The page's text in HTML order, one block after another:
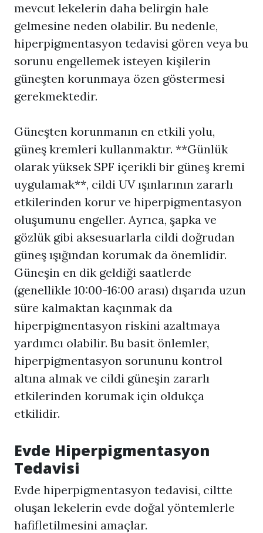
mevcut lekelerin daha belirgin hale
gelmesine neden olabilir. Bu nedenle,
hiperpigmentasyon tedavisi gören veya bu
sorunu engellemek isteyen kişilerin
güneşten korunmaya özen göstermesi
gerekmektedir.
Güneşten korunmanın en etkili yolu,
güneş kremleri kullanmaktır. **Günlük
olarak yüksek SPF içerikli bir güneş kremi
uygulamak**, cildi UV ışınlarının zararlı
etkilerinden korur ve hiperpigmentasyon
oluşumunu engeller. Ayrıca, şapka ve
gözlük gibi aksesuarlarla cildi doğrudan
güneş ışığından korumak da önemlidir.
Güneşin en dik geldiği saatlerde
(genellikle 10:00-16:00 arası) dışarıda uzun
süre kalmaktan kaçınmak da
hiperpigmentasyon riskini azaltmaya
yardımcı olabilir. Bu basit önlemler,
hiperpigmentasyon sorununu kontrol
altına almak ve cildi güneşin zararlı
etkilerinden korumak için oldukça
etkilidir.
Evde Hiperpigmentasyon
Tedavisi
Evde hiperpigmentasyon tedavisi, ciltte
oluşan lekelerin evde doğal yöntemlerle
hafifletilmesini amaçlar.